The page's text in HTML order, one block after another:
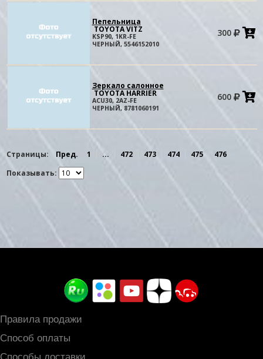
Пепельница
TOYOTA VITZ
KSP90, 1KR-FE
ЧЕРНЫЙ, 5546152010
300
Зеркало салонное
TOYOTA HARRIER
ACU30, 2AZ-FE
ЧЕРНЫЙ, 8781060191
600
Страницы: Пред. 1 ... 472 473 474 475
476
Показывать:
Правила продажи
Способ оплаты